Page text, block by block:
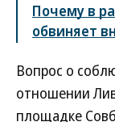
Почему в
обвиняет
Вопрос о
отношении
площадке